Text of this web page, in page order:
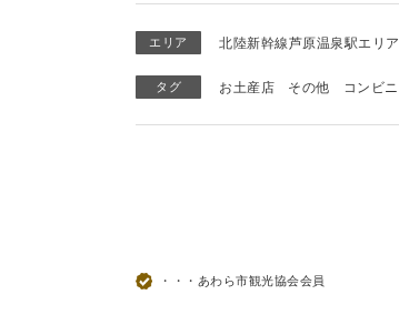
エリア 北陸新幹線芦原温泉駅エリア
タグ お土産店 その他 コンビニ
・・・あわら市観光協会会員